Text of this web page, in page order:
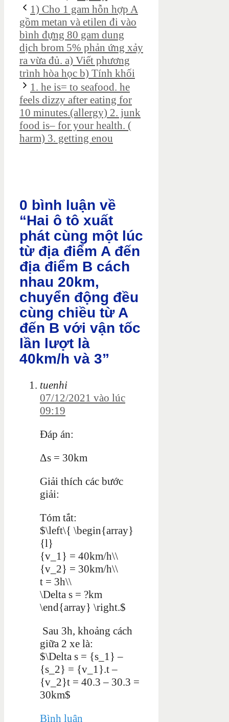
1) Cho 1 gam hỗn hợp A
gồm metan và etilen đi vào
bình đựng 80 gam dung
dịch brom 5% phản ứng xảy
ra vừa đủ. a) Viết phương
trình hòa học b) Tính khối
1. he is= to seafood. he
feels dizzy after eating for
10 minutes.(allergy) 2. junk
food is– for your health. (
harm) 3. getting enou
0 bình luận về
“Hai ô tô xuất
phát cùng một lúc
từ địa điểm A đến
địa điểm B cách
nhau 20km,
chuyển động đều
cùng chiều từ A
đến B với vận tốc
lần lượt là
40km/h và 3”
tuenhi
07/12/2021 vào lúc
09:19
Đáp án:
Δs = 30km
Giải thích các bước
giải:
Tóm tắt:
$\left\{ \begin{array}
{l}
{v_1} = 40km/h\\
{v_2} = 30km/h\\
t = 3h\\
\Delta s = ?km
\end{array} \right.$
Sau 3h, khoảng cách
giữa 2 xe là:
$\Delta s = {s_1} –
{s_2} = {v_1}.t –
{v_2}t = 40.3 – 30.3 =
30km$
Bình luận